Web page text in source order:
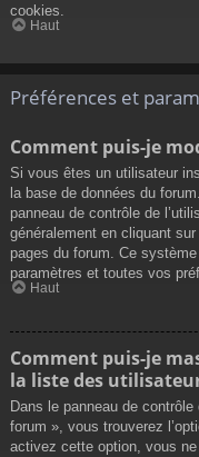
cookies.
Haut
Préférences et
Comment puis-je
Si vous êtes un utilisateur
la base de données du
panneau de contrôle de
généralement en cliquant
pages du forum. Ce
paramètres et toutes vos
Haut
Comment puis-je
la liste des
Dans le panneau de
forum », vous trouverez
activez cette option, vous